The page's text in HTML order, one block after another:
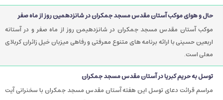
زائران اربعین حسینی برگزار می شود.
حال و هوای موکب آستان مقدس مسجد جمکران در شانزدهمین روز از ماه صفر
موکب آستان مقدس مسجد جمکران در شانزدهیمن روز از ماه صفر و در آستانه
اربعین حسینی با ارائه برنامه های متنوع معرفتی و رفاهی میزبان خیل زائران کربلای
معلی است.
توسل به حریم کبریا در آستان مقدس مسجد جمکران
مراسم قرائت دعای توسل این هفته آستان مقدس مسجد جمکران با سخنرانی آیت